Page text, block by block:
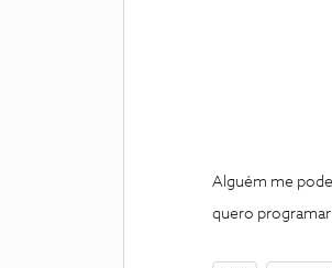
Alguém me
quero programar